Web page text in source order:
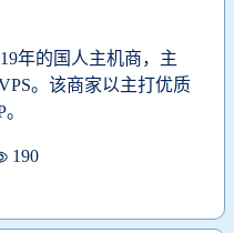
年的国人主机商，主
。该商家以主打优质
190